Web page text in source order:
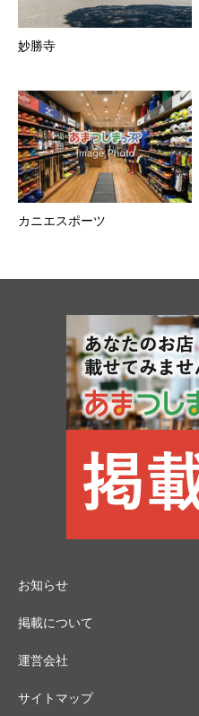
妙勝寺
カニエスポーツ
お知らせ
掲載について
運営会社
サイトマップ